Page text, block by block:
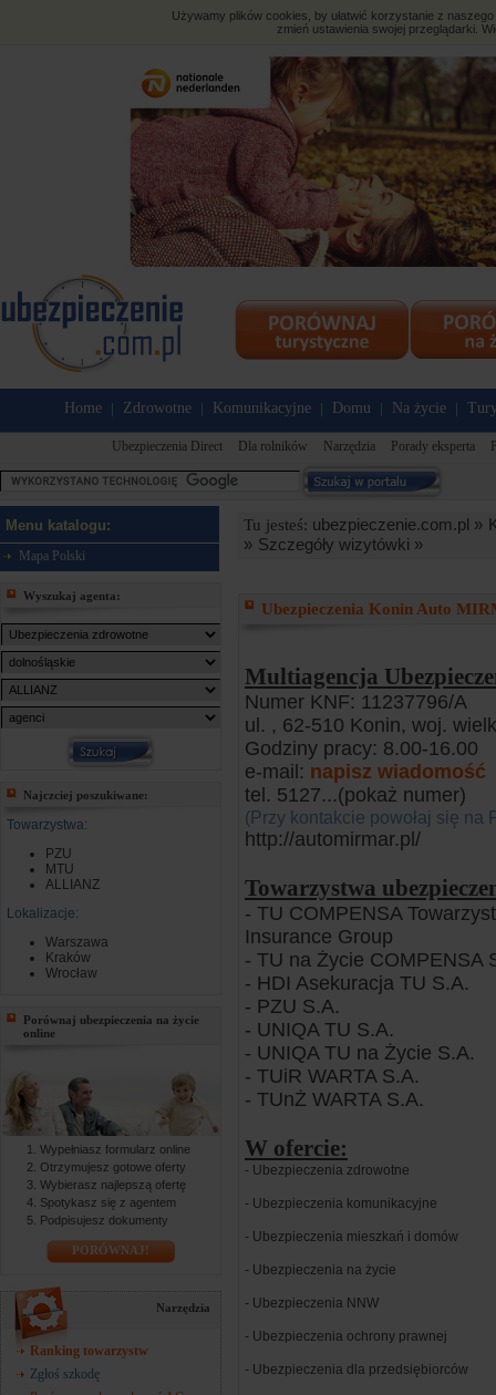
Używamy plików cookies, by ułatwić korzystanie z
zmień ustawienia swojej przeglądarki.
Home Zdrowotne Komunikacyjne Domu Na życie
Ubezpieczenia Direct Dla rolników Narzędzia Porady eksperta
Menu katalogu:
Mapa Polski
Wyszukaj agenta:
Najczciej poszukiwane:
Towarzystwa:
PZU
MTU
ALLIANZ
Lokalizacje:
Warszawa
Kraków
Wrocław
Porównaj ubezpieczenia na życie
online
Wypełniasz formularz online
Otrzymujesz gotowe oferty
Wybierasz najlepszą ofertę
Spotykasz się z agentem
Podpisujesz dokumenty
PORÓWNAJ!
Narzędzia
Ranking towarzystw
Zgłoś szkodę
Tu jesteś: ubezpieczenie.com.pl »
» Szczegóły wizytówki »
Ubezpieczenia Konin Auto
Multiagencja
Numer KNF: 11237796/A
ul. , 62-510 Konin, woj.
Godziny pracy: 8.00-16.00
e-mail: napisz wiadomość
tel. 5127...(pokaż numer)
(Przy kontakcie powołaj się na
http://automirmar.pl/
Towarzystwa
- TU COMPENSA
Insurance Group
- TU na Życie COMPENSA
- HDI Asekuracja TU S.A.
- PZU S.A.
- UNIQA TU S.A.
- UNIQA TU na Życie S.A.
- TUiR WARTA S.A.
- TUnŻ WARTA S.A.
W ofercie:
- Ubezpieczenia zdrowotne
- Ubezpieczenia komunikacyjne
- Ubezpieczenia mieszkań i domów
- Ubezpieczenia na życie
- Ubezpieczenia NNW
- Ubezpieczenia ochrony prawnej
- Ubezpieczenia dla przedsiębiorców